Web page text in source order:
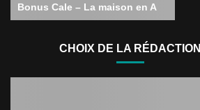
Bonus Cale – La maison en A
CHOIX DE LA RÉDACTION